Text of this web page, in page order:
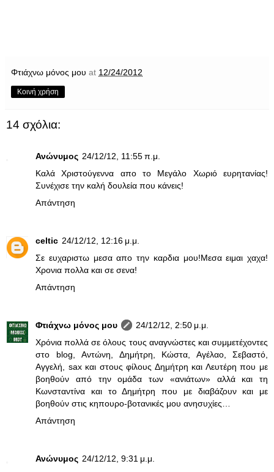
Φτιάχνω μόνος μου at 12/24/2012
Κοινή χρήση
14 σχόλια:
Ανώνυμος 24/12/12, 11:55 π.μ.
Καλά Χριστούγεννα απο το Μεγάλο Χωριό ευρητανίας!
Συνέχισε την καλή δουλεία που κάνεις!
Απάντηση
celtic 24/12/12, 12:16 μ.μ.
Σε ευχαριστω μεσα απο την καρδια μου!Μεσα ειμαι χαχα!
Χρονια πολλα και σε σενα!
Απάντηση
Φτιάχνω μόνος μου
24/12/12, 2:50 μ.μ.
Χρόνια πολλά σε όλους τους αναγνώστες και συμμετέχοντες
στο blog, Αντώνη, Δημήτρη, Κώστα, Αγέλαο, Σεβαστό,
Αγγελή, sax και στους φίλους Δημήτρη και Λευτέρη που με
βοηθούν από την ομάδα των «ανιάτων» αλλά και τη
Κωνσταντίνα και το Δημήτρη που με διαβάζουν και με
βοηθούν στις κηπουρο-βοτανικές μου ανησυχίες…
Απάντηση
Ανώνυμος 24/12/12, 9:31 μ.μ.